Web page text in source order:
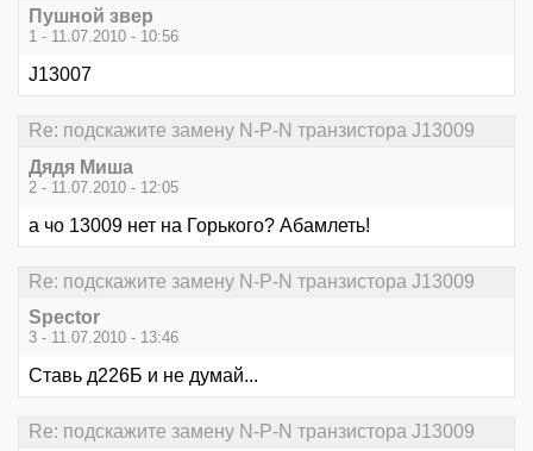
Пушной звер
1 - 11.07.2010 - 10:56
J13007
Re: подскажите замену N-P-N транзистора J13009
Дядя Миша
2 - 11.07.2010 - 12:05
а чо 13009 нет на Горького? Абамлеть!
Re: подскажите замену N-P-N транзистора J13009
Spector
3 - 11.07.2010 - 13:46
Ставь д226Б и не думай...
Re: подскажите замену N-P-N транзистора J13009